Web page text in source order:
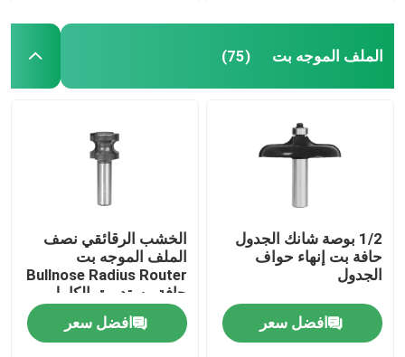
الصفحة الرئيسية
معلومات عنا
مراقبة الجودة
اتصل بنا
الملف الموجه بت (75)
1/2 بوصة شانك الجدول
حافة بت إنهاء حواف
الجدول
افضل سعر
الخشب الرقائقي نصف
الملف الموجه بت
Bullnose Radius Router
حافة مستديرة بالكامل
افضل سعر